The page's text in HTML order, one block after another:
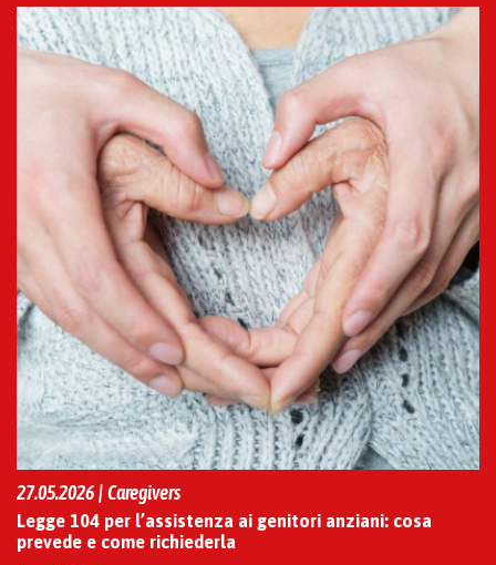
27.05.2026 | Caregivers
Legge 104 per l’assistenza ai genitori anziani: cosa
prevede e come richiederla